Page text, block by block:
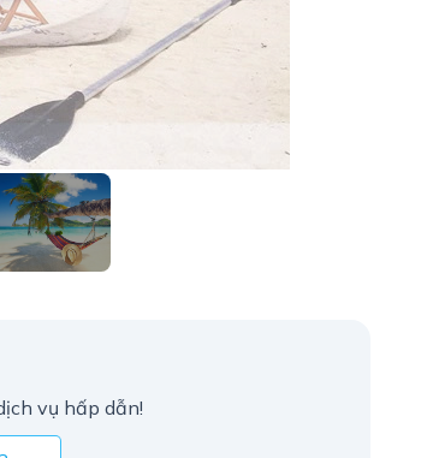
vụ hấp dẫn!